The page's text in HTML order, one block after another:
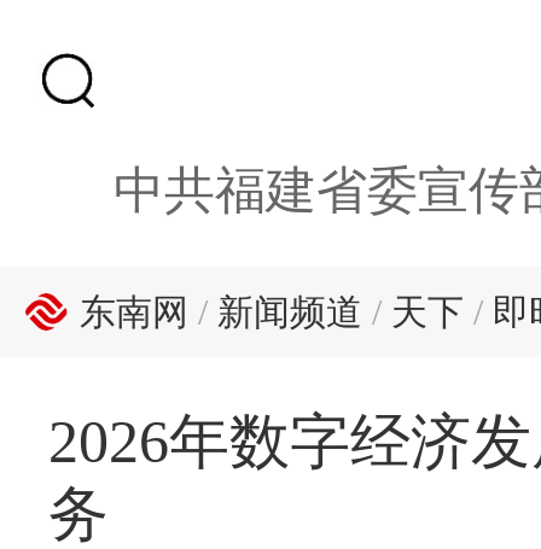
中共福建省委宣传
东南网 / 新闻频道 / 天下 / 即
2026年数字经济
务